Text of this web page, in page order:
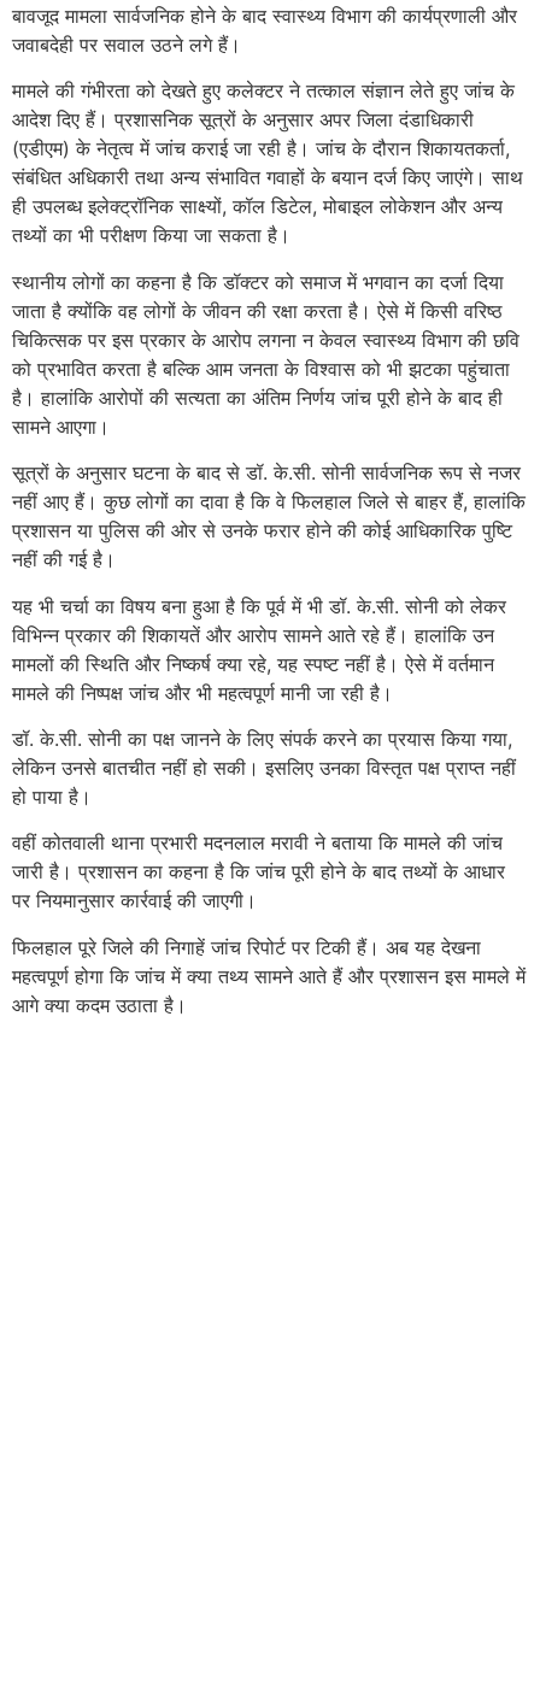
बावजूद मामला सार्वजनिक होने के बाद स्वास्थ्य विभाग की कार्यप्रणाली और
जवाबदेही पर सवाल उठने लगे हैं।
मामले की गंभीरता को देखते हुए कलेक्टर ने तत्काल संज्ञान लेते हुए जांच के
आदेश दिए हैं। प्रशासनिक सूत्रों के अनुसार अपर जिला दंडाधिकारी
(एडीएम) के नेतृत्व में जांच कराई जा रही है। जांच के दौरान शिकायतकर्ता,
संबंधित अधिकारी तथा अन्य संभावित गवाहों के बयान दर्ज किए जाएंगे। साथ
ही उपलब्ध इलेक्ट्रॉनिक साक्ष्यों, कॉल डिटेल, मोबाइल लोकेशन और अन्य
तथ्यों का भी परीक्षण किया जा सकता है।
स्थानीय लोगों का कहना है कि डॉक्टर को समाज में भगवान का दर्जा दिया
जाता है क्योंकि वह लोगों के जीवन की रक्षा करता है। ऐसे में किसी वरिष्ठ
चिकित्सक पर इस प्रकार के आरोप लगना न केवल स्वास्थ्य विभाग की छवि
को प्रभावित करता है बल्कि आम जनता के विश्वास को भी झटका पहुंचाता
है। हालांकि आरोपों की सत्यता का अंतिम निर्णय जांच पूरी होने के बाद ही
सामने आएगा।
सूत्रों के अनुसार घटना के बाद से डॉ. के.सी. सोनी सार्वजनिक रूप से नजर
नहीं आए हैं। कुछ लोगों का दावा है कि वे फिलहाल जिले से बाहर हैं, हालांकि
प्रशासन या पुलिस की ओर से उनके फरार होने की कोई आधिकारिक पुष्टि
नहीं की गई है।
यह भी चर्चा का विषय बना हुआ है कि पूर्व में भी डॉ. के.सी. सोनी को लेकर
विभिन्न प्रकार की शिकायतें और आरोप सामने आते रहे हैं। हालांकि उन
मामलों की स्थिति और निष्कर्ष क्या रहे, यह स्पष्ट नहीं है। ऐसे में वर्तमान
मामले की निष्पक्ष जांच और भी महत्वपूर्ण मानी जा रही है।
डॉ. के.सी. सोनी का पक्ष जानने के लिए संपर्क करने का प्रयास किया गया,
लेकिन उनसे बातचीत नहीं हो सकी। इसलिए उनका विस्तृत पक्ष प्राप्त नहीं
हो पाया है।
वहीं कोतवाली थाना प्रभारी मदनलाल मरावी ने बताया कि मामले की जांच
जारी है। प्रशासन का कहना है कि जांच पूरी होने के बाद तथ्यों के आधार
पर नियमानुसार कार्रवाई की जाएगी।
फिलहाल पूरे जिले की निगाहें जांच रिपोर्ट पर टिकी हैं। अब यह देखना
महत्वपूर्ण होगा कि जांच में क्या तथ्य सामने आते हैं और प्रशासन इस मामले में
आगे क्या कदम उठाता है।